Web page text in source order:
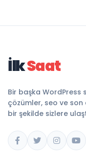
İlkSaat
Bir başka WordPress
çözümler, seo ve son
bir şekilde sizlere